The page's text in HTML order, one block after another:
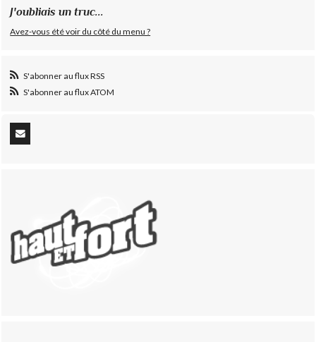
J'oubliais un truc...
Avez-vous été voir du côté du menu ?
S'abonner au flux RSS
S'abonner au flux ATOM